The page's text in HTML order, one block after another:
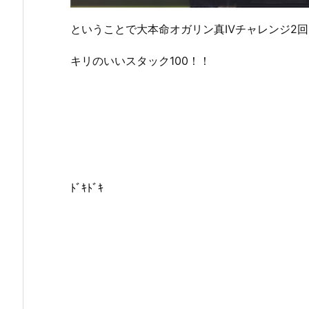
ということで大本命オガリン真Ⅳチャレンジ2
キリのいいスタック100！！
ﾄﾞｷﾄﾞｷ